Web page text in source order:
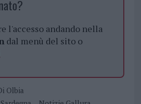
l'accesso andando nella
dal menù del sito o
Olbia